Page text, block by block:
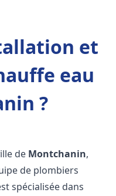
et
eau
?
de Montchanin,
de plombiers
spécialisée dans